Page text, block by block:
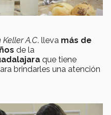
A.C. lleva más de
de la
que tiene
brindarles una atención